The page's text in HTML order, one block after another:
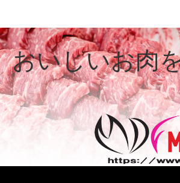
おいしいお肉